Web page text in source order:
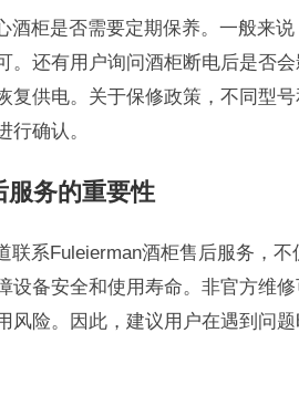
酒柜是否需要定期保养。一般来
。还有用户询问酒柜断电后是否
复供电。关于保修政策，不同型
行确认。
服务的重要性
联系Fuleierman酒柜售后服务，
设备安全和使用寿命。非官方维
风险。因此，建议用户在遇到问